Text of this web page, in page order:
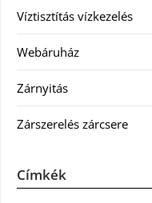
Víztisztítás vízkezelés
Webáruház
Zárnyitás
Zárszerelés zárcsere
Címkék